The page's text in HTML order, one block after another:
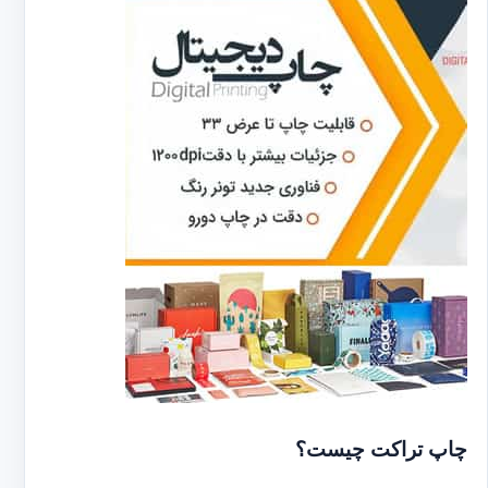
چاپ تراکت چیست؟